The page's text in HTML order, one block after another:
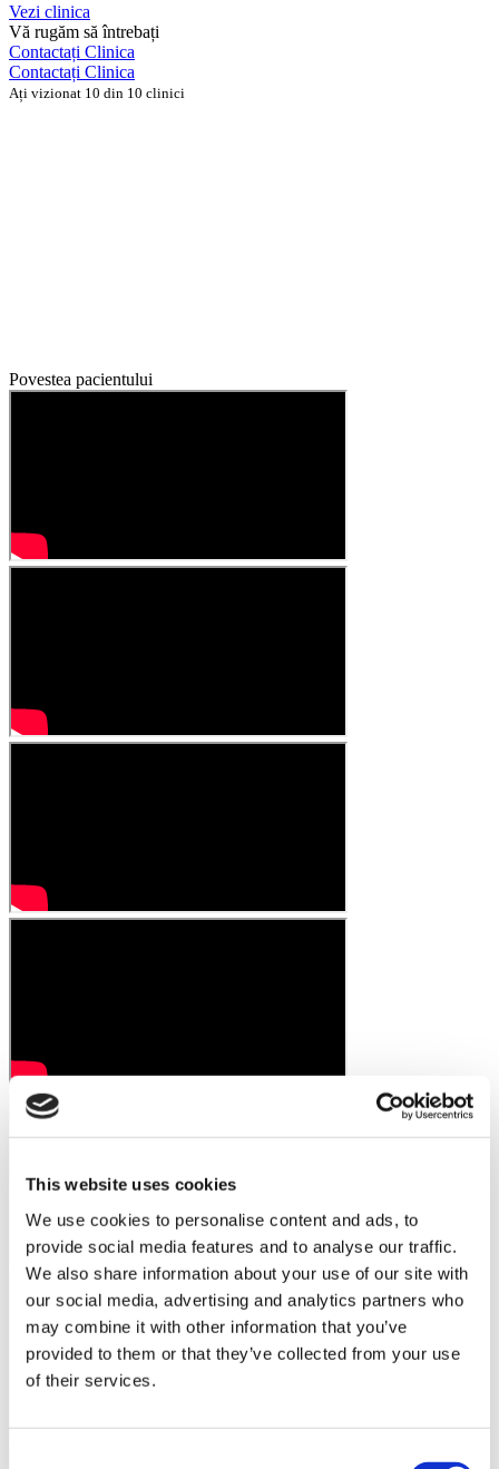
This website uses cookies
We use cookies to personalise content and ads, to
provide social media features and to analyse our traffic.
We also share information about your use of our site with
our social media, advertising and analytics partners who
may combine it with other information that you’ve
provided to them or that they’ve collected from your use
of their services.
Vezi clinica
Vă rugăm să întrebați
Contactați Clinica
Contactați Clinica
Ați vizionat 10 din 10 clinici
Povestea pacientului